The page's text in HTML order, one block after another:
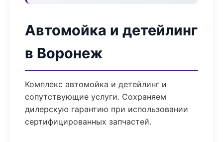
Автомойка и детейлинг
в Воронеж
Комплекс автомойка и детейлинг и
сопутствующие услуги. Сохраняем
дилерскую гарантию при использовании
сертифицированных запчастей.